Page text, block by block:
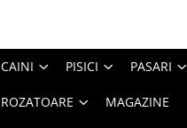
CAINI PISICI PASARI
ROZATOARE MAGAZINE